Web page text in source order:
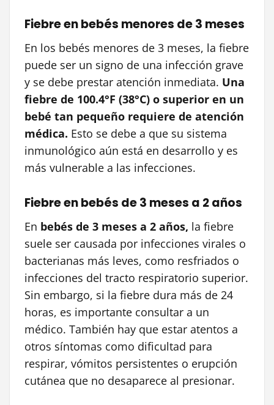
Fiebre en bebés menores de 3 meses
En los bebés menores de 3 meses, la fiebre
puede ser un signo de una infección grave
y se debe prestar atención inmediata. Una
fiebre de 100.4°F (38°C) o superior en un
bebé tan pequeño requiere de atención
médica. Esto se debe a que su sistema
inmunológico aún está en desarrollo y es
más vulnerable a las infecciones.
Fiebre en bebés de 3 meses a 2 años
En bebés de 3 meses a 2 años, la fiebre
suele ser causada por infecciones virales o
bacterianas más leves, como resfriados o
infecciones del tracto respiratorio superior.
Sin embargo, si la fiebre dura más de 24
horas, es importante consultar a un
médico. También hay que estar atentos a
otros síntomas como dificultad para
respirar, vómitos persistentes o erupción
cutánea que no desaparece al presionar.